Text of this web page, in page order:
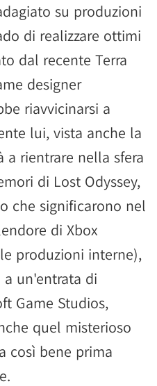
su produzioni
di realizzare ottimi
dal recente Terra
designer
riavvicinarsi a
lui, vista anche la
a rientrare nella sfera
di Lost Odyssey,
che significarono nel
di Xbox
produzioni interne),
a un'entrata di
Game Studios,
quel misterioso
così bene prima